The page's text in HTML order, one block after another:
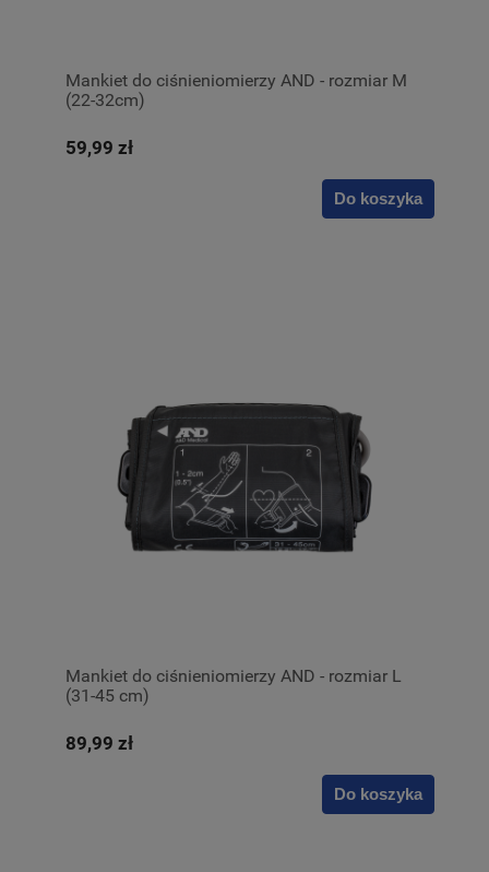
Mankiet do ciśnieniomierzy AND - rozmiar M
(22-32cm)
59,99 zł
Do koszyka
Mankiet do ciśnieniomierzy AND - rozmiar L
(31-45 cm)
89,99 zł
Do koszyka